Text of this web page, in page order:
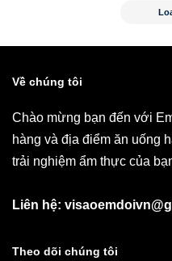
Về chúng tôi
Chào mừng bạn đến với
hàng và địa điểm ăn uống
trải nghiệm ẩm thực của
Liên hệ:
Theo dõi chúng tôi